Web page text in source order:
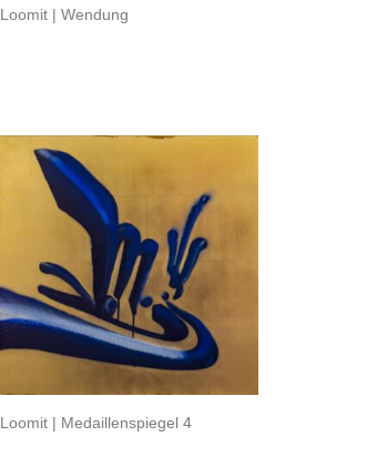
Loomit | Wendung
Loomit | Medaillenspiegel 4